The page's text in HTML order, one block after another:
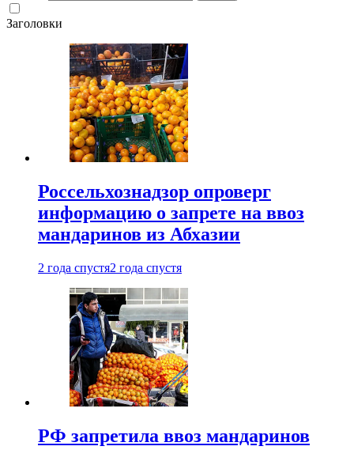
Заголовки
Россельхознадзор опроверг
информацию о запрете на ввоз
мандаринов из Абхазии
2 года спустя2 года спустя
РФ запретила ввоз мандаринов